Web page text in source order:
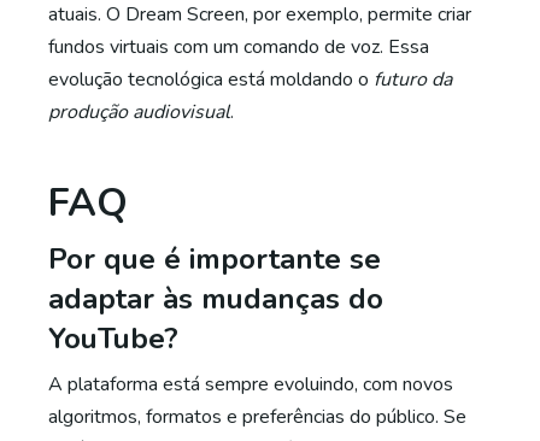
atuais. O Dream Screen, por exemplo, permite criar
fundos virtuais com um comando de voz. Essa
evolução tecnológica está moldando o futuro da
produção audiovisual.
FAQ
Por que é importante se
adaptar às mudanças do
YouTube?
A plataforma está sempre evoluindo, com novos
algoritmos, formatos e preferências do público. Se